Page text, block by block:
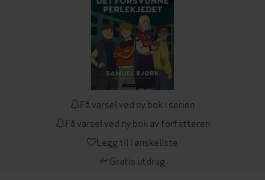
Få varsel ved ny bok i serien
Få varsel ved ny bok av forfatteren
Legg til i ønskeliste
Gratis utdrag